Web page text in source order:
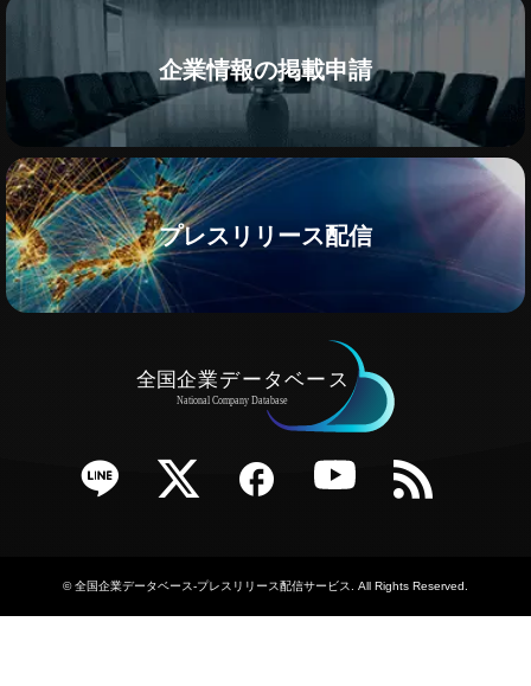
企業情報の掲載申請
プレスリリース配信
Twitter Facebook YouTube RSS
©全国企業データベース-プレスリリース配信サービス . All Rights Reserved.